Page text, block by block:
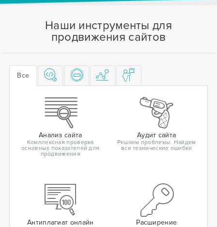
Наши инструменты для
продвижения сайтов
Все
Анализ сайта
Комплексная проверка
основных показателей для
продвижения
Аудит сайта
Решаем проблемы. Найдем
все технические ошибки
Антиплагиат онлайн
Расширение